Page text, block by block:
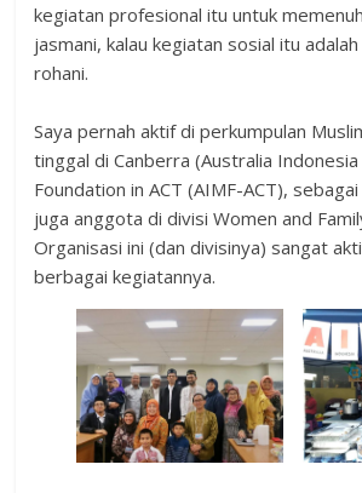
kegiatan profesional itu untuk
jasmani, kalau kegiatan sosial itu
rohani.
Saya pernah aktif di perkumpulan
tinggal di Canberra (Australia
Foundation in ACT (AIMF-ACT),
juga anggota di divisi Women and
Organisasi ini (dan divisinya) sangat
berbagai kegiatannya.